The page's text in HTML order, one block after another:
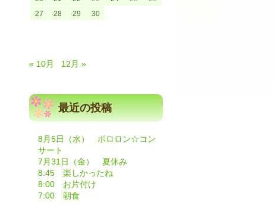
27
28 29 30
« 10月 12月 »
最近の投稿
8月5日（水） ポロロン☆コン
サート
7月31日（金） 夏休み
8:45 楽しかったね
8:00 お片付け
7:00 朝食